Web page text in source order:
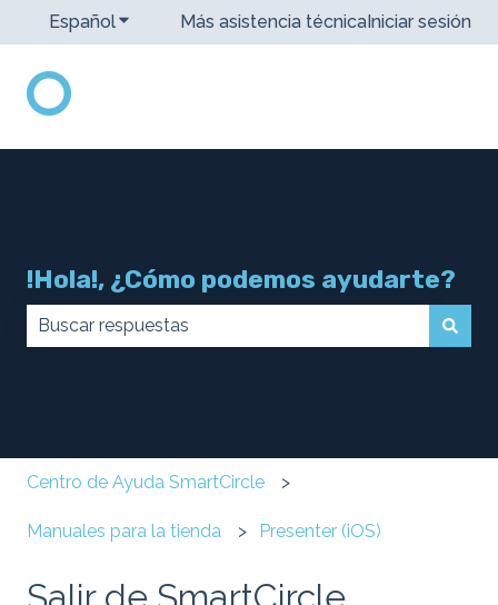
EspañolTraducciones de Mostrar submenú de
Más asistencia técnicaIniciar sesión
!Hola!, ¿Cómo podemos ayudarte?
Centro de Ayuda SmartCircle
Manuales para la tienda Presenter (iOS)